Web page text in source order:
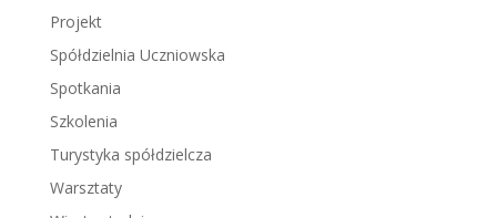
Projekt
Spółdzielnia Uczniowska
Spotkania
Szkolenia
Turystyka spółdzielcza
Warsztaty